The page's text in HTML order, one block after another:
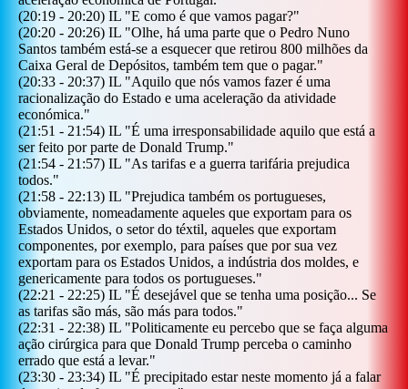
(20:19 - 20:20) IL "E como é que vamos pagar?"
(20:20 - 20:26) IL "Olhe, há uma parte que o Pedro Nuno
Santos também está-se a esquecer que retirou 800 milhões da
Caixa Geral de Depósitos, também tem que o pagar."
(20:33 - 20:37) IL "Aquilo que nós vamos fazer é uma
racionalização do Estado e uma aceleração da atividade
económica."
(21:51 - 21:54) IL "É uma irresponsabilidade aquilo que está a
ser feito por parte de Donald Trump."
(21:54 - 21:57) IL "As tarifas e a guerra tarifária prejudica
todos."
(21:58 - 22:13) IL "Prejudica também os portugueses,
obviamente, nomeadamente aqueles que exportam para os
Estados Unidos, o setor do téxtil, aqueles que exportam
componentes, por exemplo, para países que por sua vez
exportam para os Estados Unidos, a indústria dos moldes, e
genericamente para todos os portugueses."
(22:21 - 22:25) IL "É desejável que se tenha uma posição... Se
as tarifas são más, são más para todos."
(22:31 - 22:38) IL "Politicamente eu percebo que se faça alguma
ação cirúrgica para que Donald Trump perceba o caminho
errado que está a levar."
(23:30 - 23:34) IL "É precipitado estar neste momento já a falar